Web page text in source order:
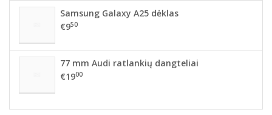
Samsung Galaxy A25 dėklas
€950
77 mm Audi ratlankių dangteliai
€1900